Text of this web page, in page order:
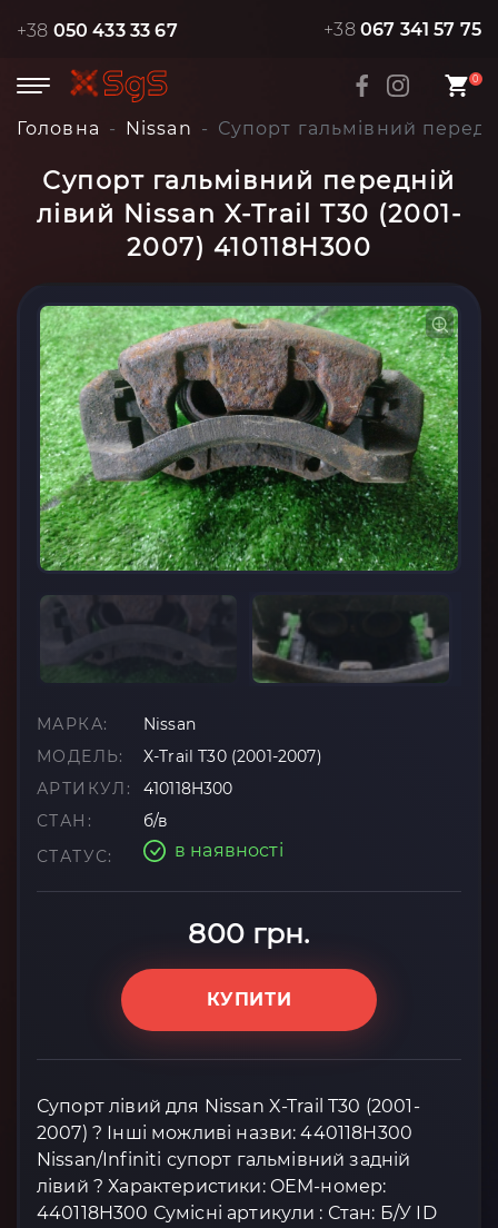
+38 050 433 33 67 +38 067 341 57 75
0
Головна Nissan Супорт гальмівний
Супорт гальмівний передній
лівий Nissan X-Trail T30 (2001-
2007) 410118H300
МАРКА:
Nissan
МОДЕЛЬ:
X-Trail T30 (2001-2007)
АРТИКУЛ:
410118H300
СТАН:
б/в
СТАТУС:
в наявності
800 грн.
КУПИТИ
Супорт лівий для Nissan X-Trail T30 (2001-
2007) ? Інші можливі назви: 440118H300
Nissan/Infiniti супорт гальмівний задній
лівий ? Характеристики: OEM-номер:
440118H300 Сумісні артикули : Стан: Б/У ID